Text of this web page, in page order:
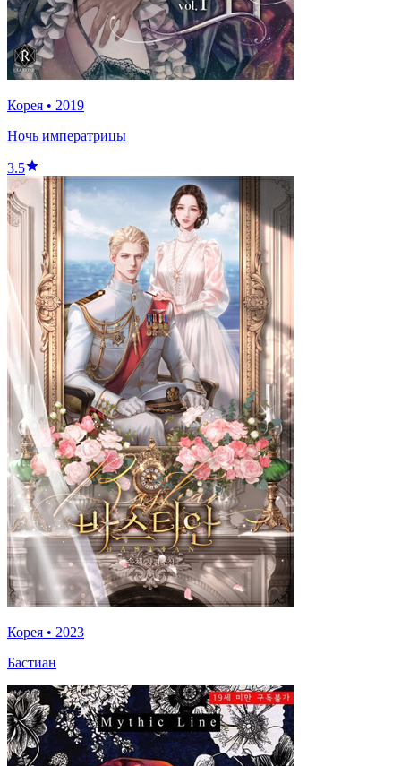
Корея • 2019
Ночь императрицы
3.5
Корея • 2023
Бастиан